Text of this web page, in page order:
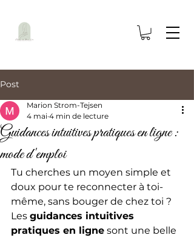
Post
Guidances intuitives pratiques en ligne :
mode d'emploi
Marion Strom-Tejsen
4 mai 4 min de lecture
Tu cherches un moyen simple et
doux pour te reconnecter à toi-
même, sans bouger de chez toi ?
Les guidances intuitives
pratiques en ligne sont une belle